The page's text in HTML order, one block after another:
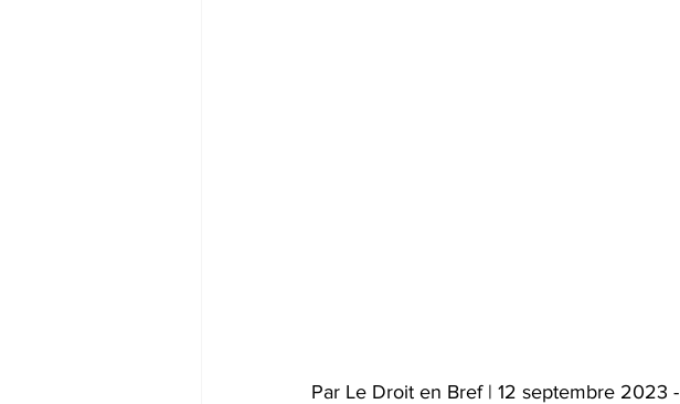
Par Le Droit en Bref | 12 septembre 2023 -